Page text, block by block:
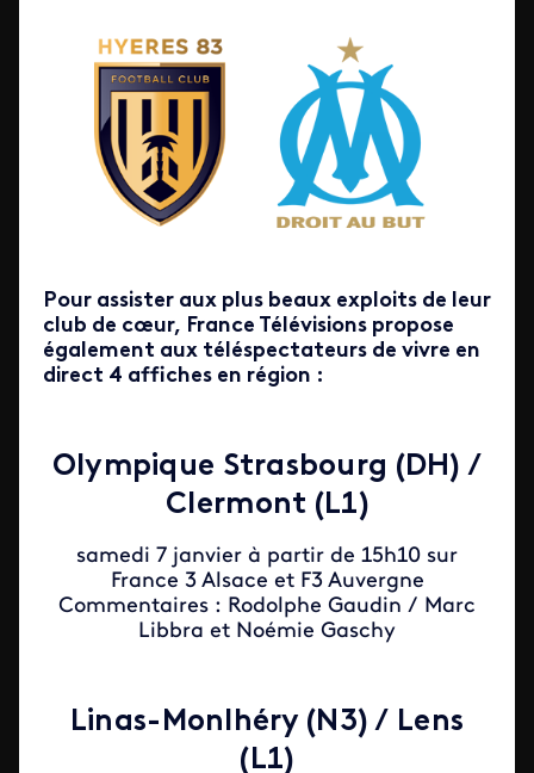
Pour assister aux plus beaux exploits de leur
club de cœur, France Télévisions propose
également aux téléspectateurs de vivre en
direct 4 affiches en région :
Olympique Strasbourg (DH) /
Clermont (L1)
samedi 7 janvier à partir de 15h10 sur
France 3 Alsace et F3 Auvergne
Commentaires : Rodolphe Gaudin / Marc
Libbra et Noémie Gaschy
Linas-Monlhéry (N3) / Lens
(L1)